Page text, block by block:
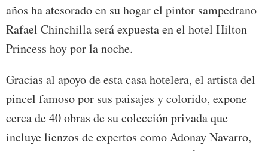
años ha atesorado en su hogar el pintor sampedrano
Rafael Chinchilla será expuesta en el hotel Hilton
Princess hoy por la noche.
Gracias al apoyo de esta casa hotelera, el artista del
pincel famoso por sus paisajes y colorido, expone
cerca de 40 obras de su colección privada que
incluye lienzos de expertos como Adonay Navarro,